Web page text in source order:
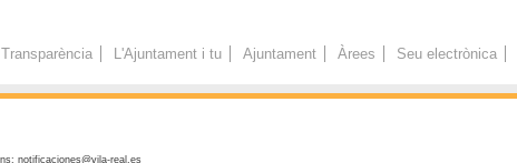
Transparència L'Ajuntament i tu Ajuntament Àrees Seu electrònica
notificaciones@vila-real.es